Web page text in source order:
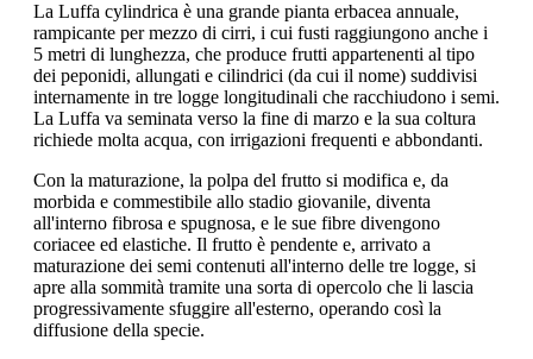
La Luffa cylindrica è una grande pianta erbacea annuale,
rampicante per mezzo di cirri, i cui fusti raggiungono anche i
5 metri di lunghezza, che produce frutti appartenenti al tipo
dei peponidi, allungati e cilindrici (da cui il nome) suddivisi
internamente in tre logge longitudinali che racchiudono i semi.
La Luffa va seminata verso la fine di marzo e la sua coltura
richiede molta acqua, con irrigazioni frequenti e abbondanti.
Con la maturazione, la polpa del frutto si modifica e, da
morbida e commestibile allo stadio giovanile, diventa
all'interno fibrosa e spugnosa, e le sue fibre divengono
coriacee ed elastiche. Il frutto è pendente e, arrivato a
maturazione dei semi contenuti all'interno delle tre logge, si
apre alla sommità tramite una sorta di opercolo che li lascia
progressivamente sfuggire all'esterno, operando così la
diffusione della specie.